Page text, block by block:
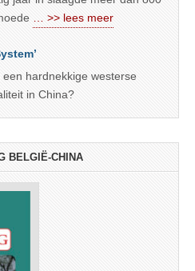
… >> lees meer
hardnekkige westerse
in China?
BELGIË-CHINA